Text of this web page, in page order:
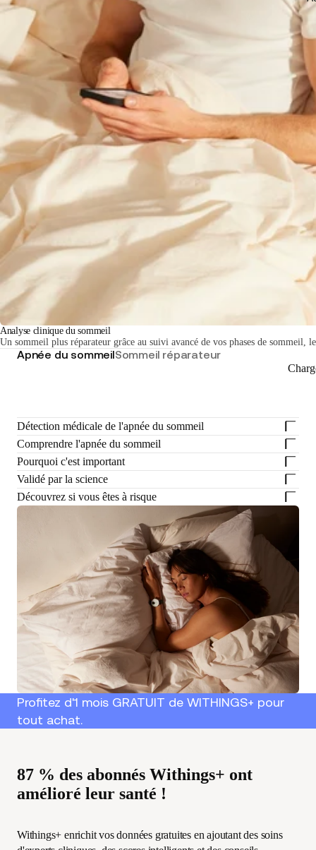
Analyse clinique du sommeil
Un sommeil plus réparateur grâce au suivi avancé de vos phases de sommeil,
Apnée du sommeilSommeil réparateur
Détection médicale de l'apnée du sommeil
Comprendre l'apnée du sommeil
Pourquoi c'est important
Validé par la science
Découvrez si vous êtes à risque
Profitez d'1 mois GRATUIT de WITHINGS+ pour
tout achat.
87 % des abonnés Withings+ ont
amélioré leur santé !
Withings+ enrichit vos données gratuites en ajoutant des soins